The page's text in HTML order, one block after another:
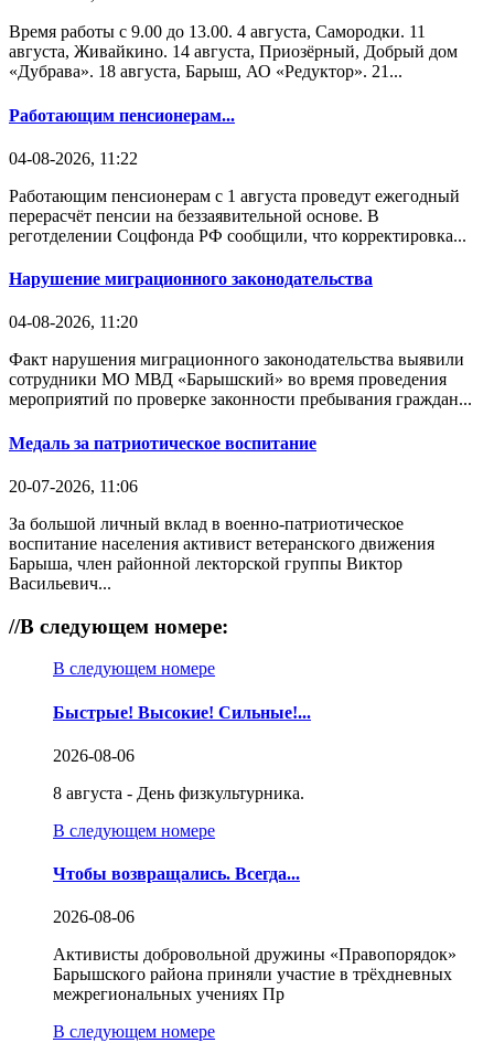
Время работы с 9.00 до 13.00. 4 августа, Самородки. 11
августа, Живайкино. 14 августа, Приозёрный, Добрый дом
«Дубрава». 18 августа, Барыш, АО «Редуктор». 21...
Работающим пенсионерам...
04-08-2026, 11:22
Работающим пенсионерам с 1 августа проведут ежегодный
перерасчёт пенсии на беззаявительной основе. В
реготделении Соцфонда РФ сообщили, что корректировка...
Нарушение миграционного законодательства
04-08-2026, 11:20
Факт нарушения миграционного законодательства выявили
сотрудники МО МВД «Барышский» во время проведения
мероприятий по проверке законности пребывания граждан...
Медаль за патриотическое воспитание
20-07-2026, 11:06
За большой личный вклад в военно-патриотическое
воспитание населения активист ветеранского движения
Барыша, член районной лекторской группы Виктор
Васильевич...
//В следующем номере:
В следующем номере
Быстрые! Высокие! Сильные!...
2026-08-06
8 августа - День физкультурника.
В следующем номере
Чтобы возвращались. Всегда...
2026-08-06
Активисты добровольной дружины «Правопорядок»
Барышского района приняли участие в трёхдневных
межрегиональных учениях Пр
В следующем номере